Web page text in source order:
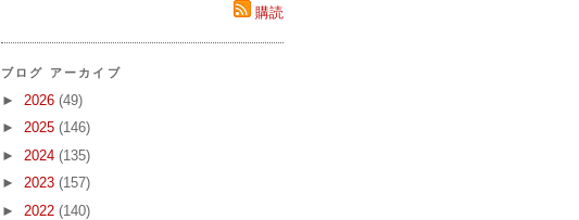
購読
ブログ アーカイブ
► 2026 (49)
► 2025 (146)
► 2024 (135)
► 2023 (157)
► 2022 (140)